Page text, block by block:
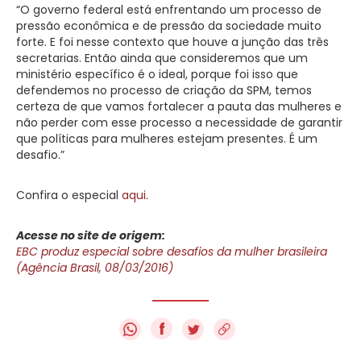
“O governo federal está enfrentando um processo de
pressão econômica e de pressão da sociedade muito
forte. E foi nesse contexto que houve a junção das três
secretarias. Então ainda que consideremos que um
ministério específico é o ideal, porque foi isso que
defendemos no processo de criação da SPM, temos
certeza de que vamos fortalecer a pauta das mulheres e
não perder com esse processo a necessidade de garantir
que políticas para mulheres estejam presentes. É um
desafio.”
Confira o especial aqui.
Acesse no site de origem:
EBC produz especial sobre desafios da mulher brasileira
(Agência Brasil, 08/03/2016)
f